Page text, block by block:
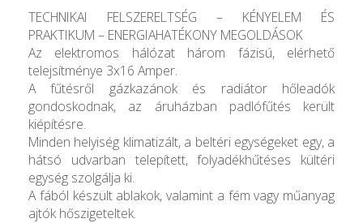
TECHNIKAI FELSZERELTSÉG – KÉNYELEM ÉS
PRAKTIKUM – ENERGIAHATÉKONY MEGOLDÁSOK
Az elektromos hálózat három fázisú, elérhető
telejsítménye 3x16 Amper.
A fűtésről gázkazánok és radiátor hőleadók
gondoskodnak, az áruházban padlófűtés került
kiépítésre.
Minden helyiség klimatizált, a beltéri egységeket egy, a
hátsó udvarban telepített, folyadékhűtéses kültéri
egység szolgálja ki.
A fából készült ablakok, valamint a fém vagy műanyag
ajtók hőszigeteltek.